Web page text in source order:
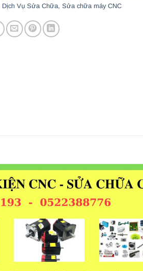
Dịch Vụ Sửa Chữa, Sửa chữa máy CNC